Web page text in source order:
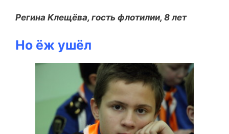
Регина Клещёва, гость флотилии, 8 лет
Но ёж ушёл